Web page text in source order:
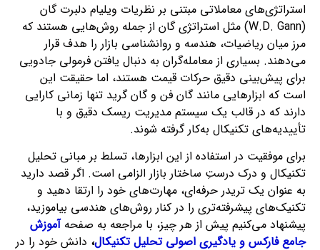
استراتژی‌های معاملاتی مبتنی بر نظریات ویلیام دلبرت گان
(W.D. Gann) مثل استراتژی گان از جمله روش‌هایی هستند که
مرز میان ریاضیات، هندسه و روانشناسی بازار را هدف قرار
می‌دهند. بسیاری از معامله‌گران به دنبال یافتن فرمولی جادویی
برای پیش‌بینی دقیق حرکات قیمت هستند، اما حقیقت این
است که ابزارهایی مانند گان فن و گان گرید تنها زمانی کارایی
دارند که در قالب یک سیستم مدیریت ریسک دقیق و با
تأییدیه‌های تکنیکال به‌کار گرفته شوند.
برای موفقیت در استفاده از این ابزارها، تسلط بر مبانی تحلیل
تکنیکال و درک درستِ ساختار بازار الزامی است. اگر قصد دارید
به عنوان یک تریدر حرفه‌ای، مهارت‌های خود را ارتقا دهید و
تکنیک‌های پیشرفته‌تری را در کنار روش‌های هندسی بیاموزید،
پیشنهاد می‌کنیم پیش از هر چیز، با مراجعه به صفحهآموزش
جامع فارکس و یادگیری اصولی تحلیل تکنیکال، دانش خود را در